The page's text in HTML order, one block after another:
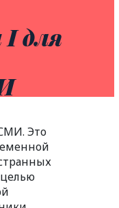
I для
Это